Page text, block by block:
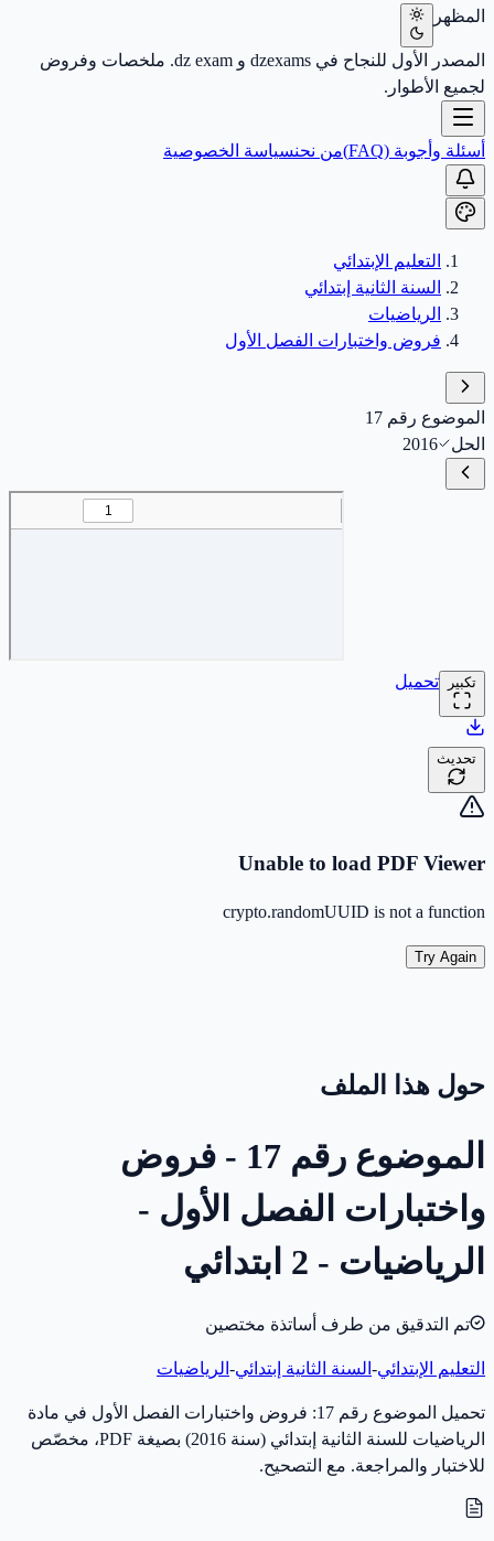
المظهر
المصدر الأول للنجاح في dzexams و dz exam. ملخصات وفروض
لجميع الأطوار.
أسئلة وأجوبة (FAQ) من نحنسياسة الخصوصية
التعليم الإبتدائي
السنة الثانية إبتدائي
الرياضيات
فروض واختبارات الفصل الأول
الموضوع رقم 17
الحل
2016
تكبير تحميل
تحديث
Unable to load PDF Viewer
crypto.randomUUID is not a function
Try Again
حول هذا الملف
الموضوع رقم 17 - فروض
واختبارات الفصل الأول -
الرياضيات - 2 ابتدائي
تم التدقيق من طرف أساتذة مختصين
التعليم الإبتدائي- السنة الثانية إبتدائي- الرياضيات
تحميل الموضوع رقم 17: فروض واختبارات الفصل الأول في مادة
الرياضيات للسنة الثانية إبتدائي (سنة 2016) بصيغة PDF، مخصّص
للاختبار والمراجعة. مع التصحيح.